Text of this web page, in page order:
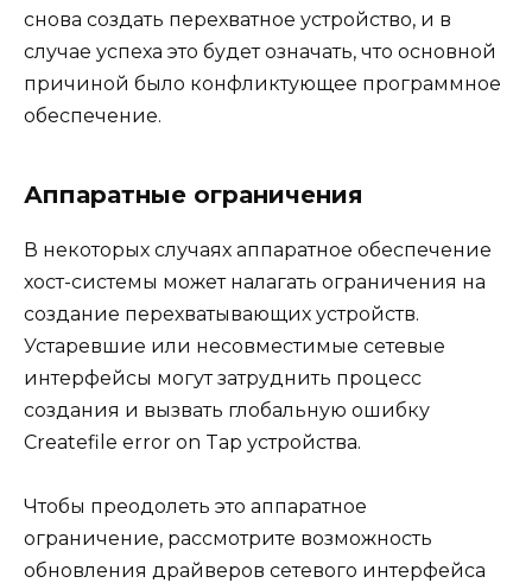
снова создать перехватное устройство, и в
случае успеха это будет означать, что основной
причиной было конфликтующее программное
обеспечение.
Аппаратные ограничения
В некоторых случаях аппаратное обеспечение
хост-системы может налагать ограничения на
создание перехватывающих устройств.
Устаревшие или несовместимые сетевые
интерфейсы могут затруднить процесс
создания и вызвать глобальную ошибку
Createfile error on Tap устройства.
Чтобы преодолеть это аппаратное
ограничение, рассмотрите возможность
обновления драйверов сетевого интерфейса